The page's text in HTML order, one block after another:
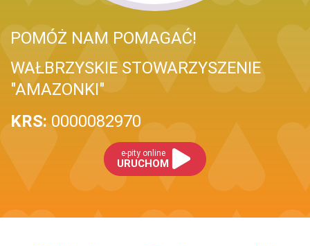
POMÓŻ NAM POMAGAĆ!
WAŁBRZYSKIE STOWARZYSZENIE
"AMAZONKI"
KRS: 0000082970
e-pity online
URUCHOM